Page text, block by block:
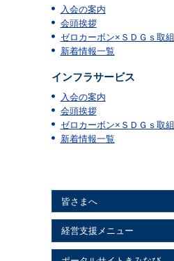
入会の案内
会頭挨拶
ゼロカーボン×ＳＤＧｓ取組
新着情報一覧
インフラサービス
入会の案内
会頭挨拶
ゼロカーボン×ＳＤＧｓ取組
新着情報一覧
皆さまへ
経営支援メニュー